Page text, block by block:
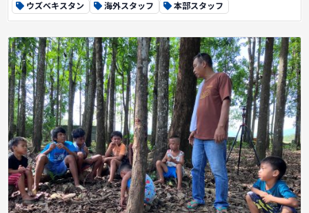
ウズベキスタン 海外スタッフ 本部スタッフ